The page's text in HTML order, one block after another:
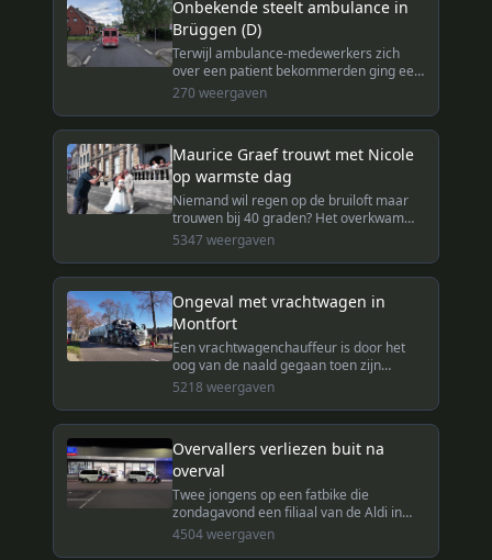
Onbekende steelt ambulance in
Brüggen (D)
Terwijl ambulance-medewerkers zich
over een patient bekommerden ging een
onbekende er met hun 'rettungswagen'
vandoor. De Duitse politie is nog op zoek
270 weergaven
Maurice Graef trouwt met Nicole
op warmste dag
Niemand wil regen op de bruiloft maar
trouwen bij 40 graden? Het overkwam
Nicole en Maurice Graef afgelopen
vrijdag toen ze met elkaar in Roermond
5347 weergaven
Ongeval met vrachtwagen in
Montfort
Een vrachtwagenchauffeur is door het
oog van de naald gegaan toen zijn
vrachtwagen een boom raakte bij het
binnenrijden van de bebouwde kom van
5218 weergaven
Overvallers verliezen buit na
overval
Twee jongens op een fatbike die
zondagavond een filiaal van de Aldi in
Roermond hadden overvallen, verloren
een gedeelte van de buit op een rotonde.
4504weergaven